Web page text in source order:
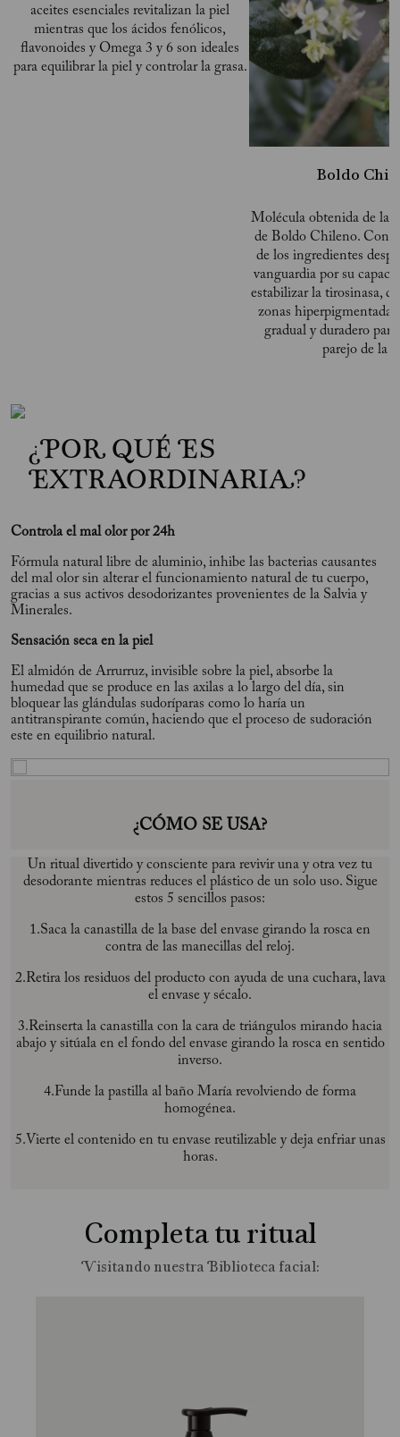
aceites esenciales revitalizan la piel
mientras que los ácidos fenólicos,
flavonoides y Omega 3 y 6 son ideales
para equilibrar la piel y controlar la grasa.
Boldo
Molécula obtenida de la
de Boldo Chileno.
de los ingredientes
vanguardia por su
estabilizar la tirosinasa,
zonas
gradual y duradero
parejo de la
¿POR QUÉ ES
EXTRAORDINARIA?
Controla el mal olor por 24h
Fórmula natural libre de aluminio, inhibe las bacterias causantes
del mal olor sin alterar el funcionamiento natural de tu cuerpo,
gracias a sus activos desodorizantes provenientes de la Salvia y
Minerales.
Sensación seca en la piel
El almidón de Arrurruz, invisible sobre la piel, absorbe la
humedad que se produce en las axilas a lo largo del día, sin
bloquear las glándulas sudoríparas como lo haría un
antitranspirante común, haciendo que el proceso de sudoración
este en equilibrio natural.
¿CÓMO SE USA?
Un ritual divertido y consciente para revivir una y otra vez tu
desodorante mientras reduces el plástico de un solo uso. Sigue
estos 5 sencillos pasos:
1.Saca la canastilla de la base del envase girando la rosca en
contra de las manecillas del reloj.
2.Retira los residuos del producto con ayuda de una cuchara, lava
el envase y sécalo.
3.Reinserta la canastilla con la cara de triángulos mirando hacia
abajo y sitúala en el fondo del envase girando la rosca en sentido
inverso.
4.Funde la pastilla al baño María revolviendo de forma
homogénea.
5.Vierte el contenido en tu envase reutilizable y deja enfriar unas
horas.
Completa tu ritual